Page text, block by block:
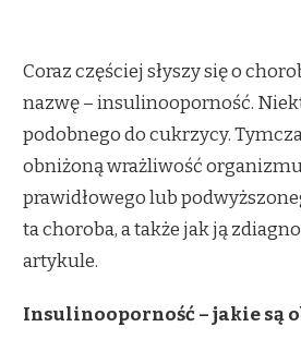
Coraz częściej słyszy się o
nazwę – insulinooporność.
podobnego do cukrzycy.
obniżoną wrażliwość
prawidłowego lub
ta choroba, a także jak ją
artykule.
Insulinooporność – jakie są